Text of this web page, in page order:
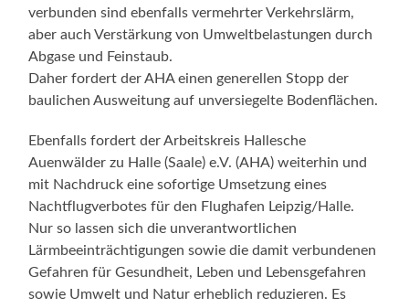
verbunden sind ebenfalls vermehrter Verkehrslärm,
aber auch Verstärkung von Umweltbelastungen durch
Abgase und Feinstaub.
Daher fordert der AHA einen generellen Stopp der
baulichen Ausweitung auf unversiegelte Bodenflächen.
Ebenfalls fordert der Arbeitskreis Hallesche
Auenwälder zu Halle (Saale) e.V. (AHA) weiterhin und
mit Nachdruck eine sofortige Umsetzung eines
Nachtflugverbotes für den Flughafen Leipzig/Halle.
Nur so lassen sich die unverantwortlichen
Lärmbeeinträchtigungen sowie die damit verbundenen
Gefahren für Gesundheit, Leben und Lebensgefahren
sowie Umwelt und Natur erheblich reduzieren. Es